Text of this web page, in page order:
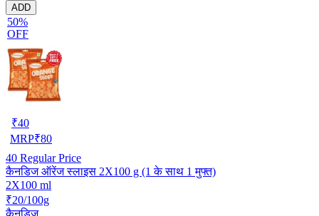
ADD
50%
OFF
₹40
MRP₹80
40 Regular Price
कैनडिज ऑरेंज स्लाइस 2X100 g (1 के साथ 1 मुफ्त)
2X100 ml
₹20/100g
कैनडिज